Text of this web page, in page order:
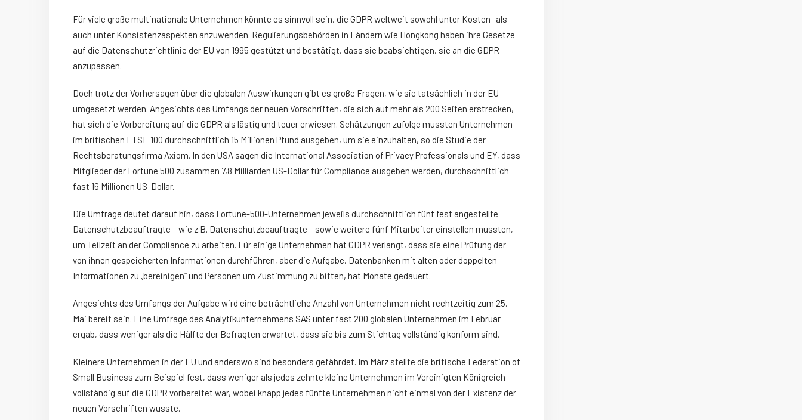
Für viele große multinationale Unternehmen könnte es sinnvoll sein, die GDPR weltweit sowohl unter Kosten- als
auch unter Konsistenzaspekten anzuwenden. Regulierungsbehörden in Ländern wie Hongkong haben ihre Gesetze
auf die Datenschutzrichtlinie der EU von 1995 gestützt und bestätigt, dass sie beabsichtigen, sie an die GDPR
anzupassen.
Doch trotz der Vorhersagen über die globalen Auswirkungen gibt es große Fragen, wie sie tatsächlich in der EU
umgesetzt werden. Angesichts des Umfangs der neuen Vorschriften, die sich auf mehr als 200 Seiten erstrecken,
hat sich die Vorbereitung auf die GDPR als lästig und teuer erwiesen. Schätzungen zufolge mussten Unternehmen
im britischen FTSE 100 durchschnittlich 15 Millionen Pfund ausgeben, um sie einzuhalten, so die Studie der
Rechtsberatungsfirma Axiom. In den USA sagen die International Association of Privacy Professionals und EY, dass
Mitglieder der Fortune 500 zusammen 7,8 Milliarden US-Dollar für Compliance ausgeben werden, durchschnittlich
fast 16 Millionen US-Dollar.
Die Umfrage deutet darauf hin, dass Fortune-500-Unternehmen jeweils durchschnittlich fünf fest angestellte
Datenschutzbeauftragte – wie z.B. Datenschutzbeauftragte – sowie weitere fünf Mitarbeiter einstellen mussten,
um Teilzeit an der Compliance zu arbeiten. Für einige Unternehmen hat GDPR verlangt, dass sie eine Prüfung der
von ihnen gespeicherten Informationen durchführen, aber die Aufgabe, Datenbanken mit alten oder doppelten
Informationen zu „bereinigen“ und Personen um Zustimmung zu bitten, hat Monate gedauert.
Angesichts des Umfangs der Aufgabe wird eine beträchtliche Anzahl von Unternehmen nicht rechtzeitig zum 25.
Mai bereit sein. Eine Umfrage des Analytikunternehmens SAS unter fast 200 globalen Unternehmen im Februar
ergab, dass weniger als die Hälfte der Befragten erwartet, dass sie bis zum Stichtag vollständig konform sind.
Kleinere Unternehmen in der EU und anderswo sind besonders gefährdet. Im März stellte die britische Federation of
Small Business zum Beispiel fest, dass weniger als jedes zehnte kleine Unternehmen im Vereinigten Königreich
vollständig auf die GDPR vorbereitet war, wobei knapp jedes fünfte Unternehmen nicht einmal von der Existenz der
neuen Vorschriften wusste.